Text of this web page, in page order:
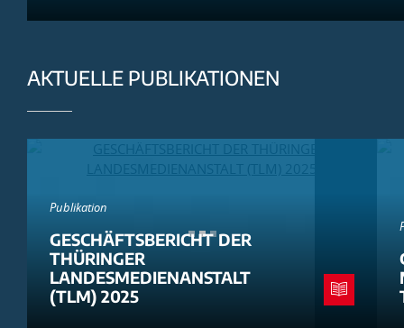
AKTUELLE PUBLIKATIONEN
Publikation
GESCHÄFTSBERICHT DER
THÜRINGER
LANDESMEDIENANSTALT
(TLM) 2025